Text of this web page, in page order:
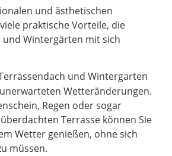
und ästhetischen
praktische Vorteile, die
und Wintergärten mit sich
und Wintergarten
Wetteränderungen.
Regen oder sogar
Terrasse können Sie
Wetter genießen, ohne sich
müssen.